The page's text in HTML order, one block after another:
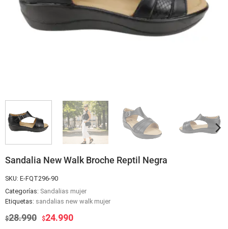
Sandalia New Walk Broche Reptil Negra
SKU: E-FQT296-90
Categorías: Sandalias mujer
Etiquetas: sandalias new walk mujer
$28.990 El
$24.990El